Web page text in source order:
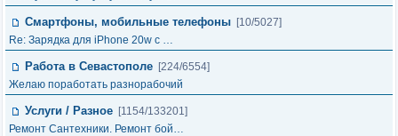
Смартфоны, мобильные телефоны [10/5027]
Re: Зарядка для iPhone 20w с …
Работа в Севастополе [224/6554]
Желаю поработать разнорабочий
Услуги / Разное [1154/133201]
Ремонт Сантехники. Ремонт бой…